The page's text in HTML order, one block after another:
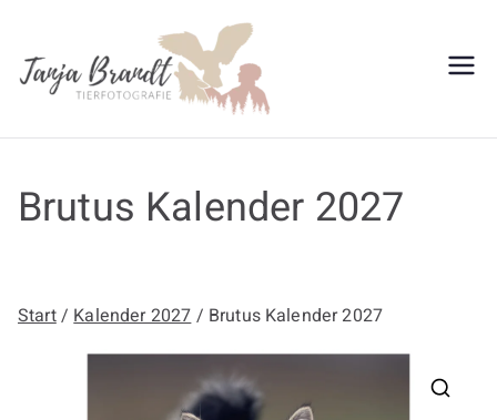
springen
Brutus Kalender 2027
Start/Kalender 2027/ Brutus Kalender 2027